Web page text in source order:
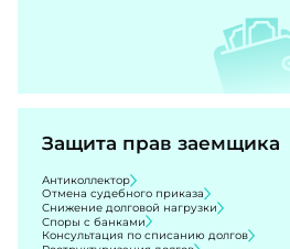
Защита прав заемщика
Антиколлектор
Отмена судебного приказа
Снижение долговой нагрузки
Споры с банками
Консультация по списанию долгов